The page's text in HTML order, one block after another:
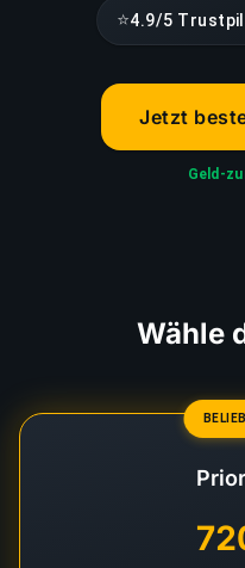
⭐4.9/5
Jetzt
Geld-
Wähle